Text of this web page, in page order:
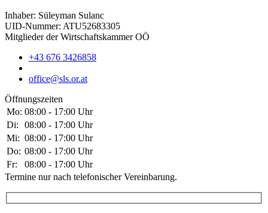
Inhaber: Süleyman Sulanc
UID-Nummer: ATU52683305
Mitglieder der Wirtschaftskammer OÖ
+43 676 3426858
office@sls.or.at
Öffnungszeiten
Mo: 08:00 - 17:00 Uhr
Di:
08:00 - 17:00 Uhr
Mi: 08:00 - 17:00 Uhr
Do: 08:00 - 17:00 Uhr
Fr:
08:00 - 17:00 Uhr
Termine nur nach telefonischer Vereinbarung.